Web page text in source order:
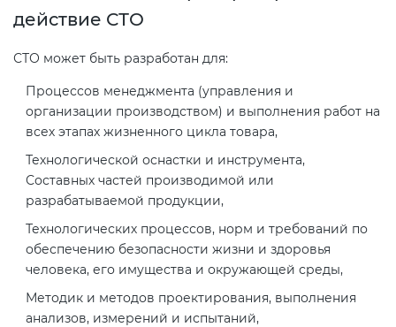
действие СТО
СТО может быть разработан для:
Процессов менеджмента (управления и
организации производством) и выполнения работ на
всех этапах жизненного цикла товара,
Технологической оснастки и инструмента,
Составных частей производимой или
разрабатываемой продукции,
Технологических процессов, норм и требований по
обеспечению безопасности жизни и здоровья
человека, его имущества и окружающей среды,
Методик и методов проектирования, выполнения
анализов, измерений и испытаний,
Сертификация спортивных
Сертификация электротехники
Сертификация ресурсов
Остальное
БАДы
Декларирование косметики (ТР
ТС 009)
Декларирование оборудования
по схеме 5Д (ТР ТС 010)
Декларирование пищевой
продукции (ТР ТС 021)
Декларирование алкогольной